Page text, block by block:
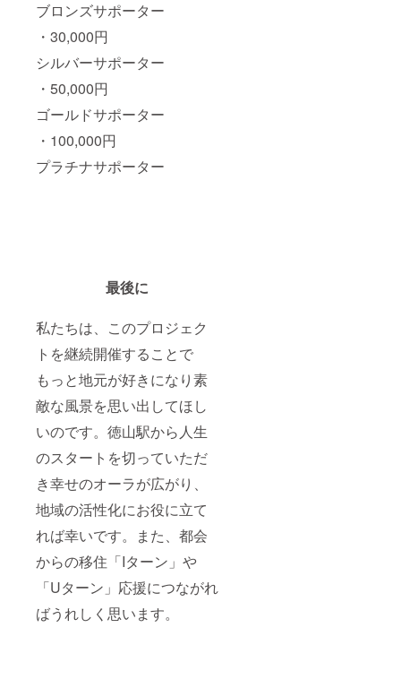
ブロンズサポーター
・30,000円
シルバーサポーター
・50,000円
ゴールドサポーター
・100,000円
プラチナサポーター
最後に
私たちは、このプロジェク
トを継続開催することで
もっと地元が好きになり素
敵な風景を思い出してほし
いのです。徳山駅から人生
のスタートを切っていただ
き幸せのオーラが広がり、
地域の活性化にお役に立て
れば幸いです。また、都会
からの移住「Iターン」や
「Uターン」応援につながれ
ばうれしく思います。